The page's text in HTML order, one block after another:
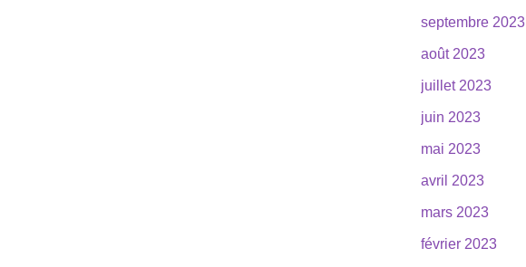
septembre 2023
août 2023
juillet 2023
juin 2023
mai 2023
avril 2023
mars 2023
février 2023